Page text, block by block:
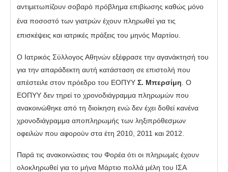
αντιμετωπίζουν σοβαρό πρόβλημα επιβίωσης καθώς μόνο
ένα ποσοστό των γιατρών έχουν πληρωθεί για τις
επισκέψεις και ιατρικές πράξεις του μηνός Μαρτίου.
Ο Ιατρικός Σύλλογος Αθηνών εξέφρασε την αγανάκτησή του
για την απαράδεκτη αυτή κατάσταση σε επιστολή που
απέστειλε στον πρόεδρο του ΕΟΠΥΥ Σ. Μπερσίμη. Ο
ΕΟΠΥΥ δεν τηρεί το χρονοδιάγραμμα πληρωμών που
ανακοινώθηκε από τη διοίκηση ενώ δεν έχει δοθεί κανένα
χρονοδιάγραμμα αποπληρωμής των ληξιπρόθεσμων
οφειλών που αφορούν στα έτη 2010, 2011 και 2012.
Παρά τις ανακοινώσεις του Φορέα ότι οι πληρωμές έχουν
ολοκληρωθεί για το μήνα Μάρτιο πολλά μέλη του ΙΣΑ